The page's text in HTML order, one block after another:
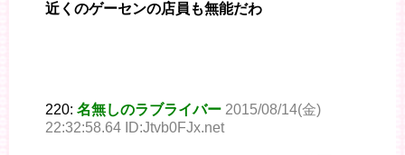
近くのゲーセンの店員も無能だわ
220: 名無しのラブライバー 2015/08/14(金)
22:32:58.64 ID:Jtvb0FJx.net